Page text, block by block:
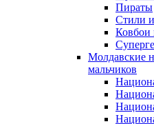
Пираты
Стили
Ковбои
Молдавские
мальчиков